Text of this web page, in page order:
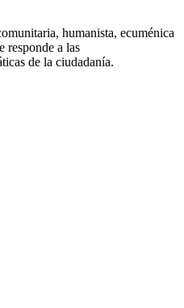
humanista, ecuménica
responde a las
de la ciudadanía.